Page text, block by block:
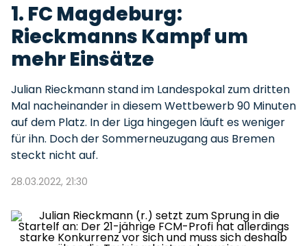
1. FC Magdeburg:
Rieckmanns Kampf um
mehr Einsätze
Julian Rieckmann stand im Landespokal zum dritten
Mal nacheinander in diesem Wettbewerb 90 Minuten
auf dem Platz. In der Liga hingegen läuft es weniger
für ihn. Doch der Sommerneuzugang aus Bremen
steckt nicht auf.
28.03.2022, 21:30